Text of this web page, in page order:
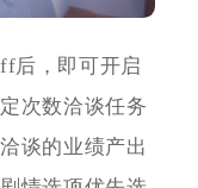
后，即可开启
次数洽谈任务
谈的业绩产出